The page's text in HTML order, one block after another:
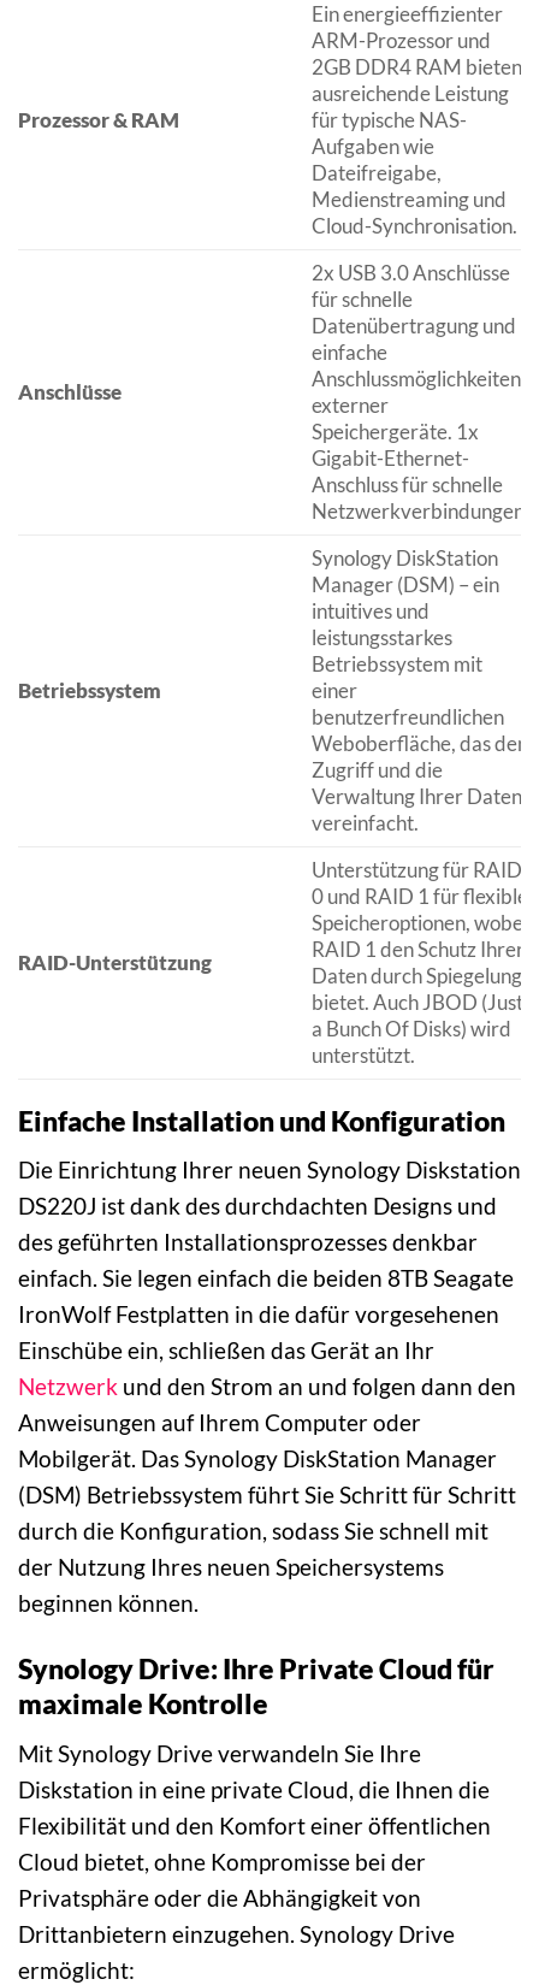
Prozessor & RAM
Ein energieeffizienter
ARM-Prozessor und
2GB DDR4 RAM bieten
ausreichende Leistung
für typische NAS-
Aufgaben wie
Dateifreigabe,
Medienstreaming und
Cloud-Synchronisation.
Anschlüsse
2x USB 3.0 Anschlüsse
für schnelle
Datenübertragung und
einfache
Anschlussmöglichkeiten
externer
Speichergeräte. 1x
Gigabit-Ethernet-
Anschluss für schnelle
Netzwerkverbindungen.
Betriebssystem
Synology DiskStation
Manager (DSM) – ein
intuitives und
leistungsstarkes
Betriebssystem mit
einer
benutzerfreundlichen
Weboberfläche, das den
Zugriff und die
Verwaltung Ihrer Daten
vereinfacht.
RAID-Unterstützung
Unterstützung für RAID
0 und RAID 1 für flexible
Speicheroptionen, wobei
RAID 1 den Schutz Ihrer
Daten durch Spiegelung
bietet. Auch JBOD (Just
a Bunch Of Disks) wird
unterstützt.
Einfache Installation und Konfiguration
Die Einrichtung Ihrer neuen Synology Diskstation
DS220J ist dank des durchdachten Designs und
des geführten Installationsprozesses denkbar
einfach. Sie legen einfach die beiden 8TB Seagate
IronWolf Festplatten in die dafür vorgesehenen
Einschübe ein, schließen das Gerät an Ihr
Netzwerk und den Strom an und folgen dann den
Anweisungen auf Ihrem Computer oder
Mobilgerät. Das Synology DiskStation Manager
(DSM) Betriebssystem führt Sie Schritt für Schritt
durch die Konfiguration, sodass Sie schnell mit
der Nutzung Ihres neuen Speichersystems
beginnen können.
Synology Drive: Ihre Private Cloud für
maximale Kontrolle
Mit Synology Drive verwandeln Sie Ihre
Diskstation in eine private Cloud, die Ihnen die
Flexibilität und den Komfort einer öffentlichen
Cloud bietet, ohne Kompromisse bei der
Privatsphäre oder die Abhängigkeit von
Drittanbietern einzugehen. Synology Drive
ermöglicht: